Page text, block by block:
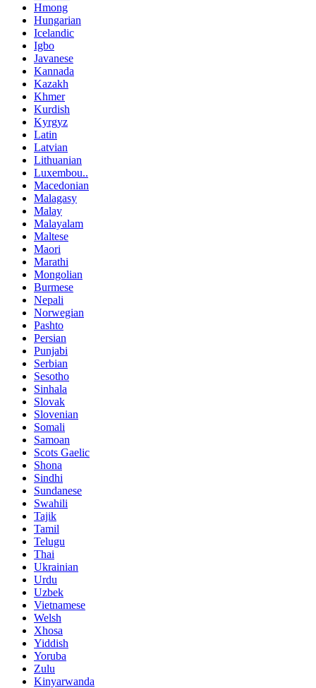
Hmong
Hungarian
Icelandic
Igbo
Javanese
Kannada
Kazakh
Khmer
Kurdish
Kyrgyz
Latin
Latvian
Lithuanian
Luxembou..
Macedonian
Malagasy
Malay
Malayalam
Maltese
Maori
Marathi
Mongolian
Burmese
Nepali
Norwegian
Pashto
Persian
Punjabi
Serbian
Sesotho
Sinhala
Slovak
Slovenian
Somali
Samoan
Scots Gaelic
Shona
Sindhi
Sundanese
Swahili
Tajik
Tamil
Telugu
Thai
Ukrainian
Urdu
Uzbek
Vietnamese
Welsh
Xhosa
Yiddish
Yoruba
Zulu
Kinyarwanda